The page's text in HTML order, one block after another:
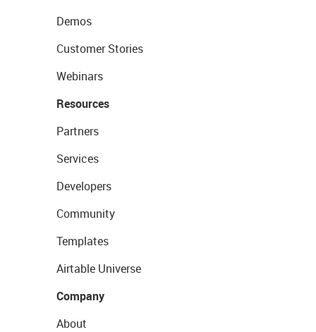
Demos
Customer Stories
Webinars
Resources
Partners
Services
Developers
Community
Templates
Airtable Universe
Company
About